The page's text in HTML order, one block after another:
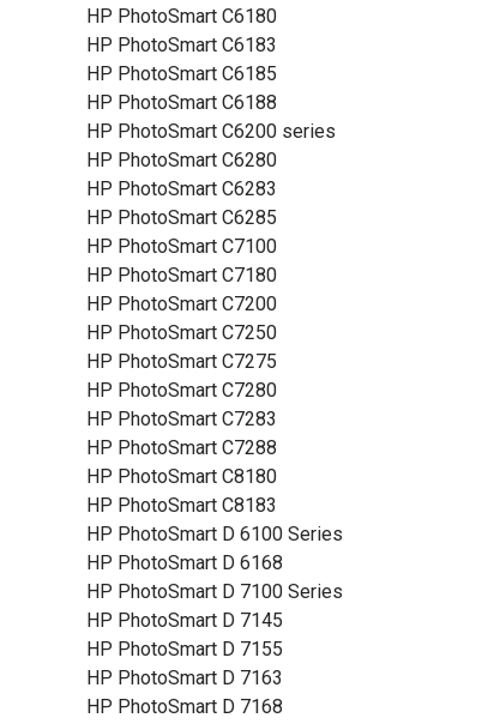
HP PhotoSmart C6180
HP PhotoSmart C6183
HP PhotoSmart C6185
HP PhotoSmart C6188
HP PhotoSmart C6200 series
HP PhotoSmart C6280
HP PhotoSmart C6283
HP PhotoSmart C6285
HP PhotoSmart C7100
HP PhotoSmart C7180
HP PhotoSmart C7200
HP PhotoSmart C7250
HP PhotoSmart C7275
HP PhotoSmart C7280
HP PhotoSmart C7283
HP PhotoSmart C7288
HP PhotoSmart C8180
HP PhotoSmart C8183
HP PhotoSmart D 6100 Series
HP PhotoSmart D 6168
HP PhotoSmart D 7100 Series
HP PhotoSmart D 7145
HP PhotoSmart D 7155
HP PhotoSmart D 7163
HP PhotoSmart D 7168